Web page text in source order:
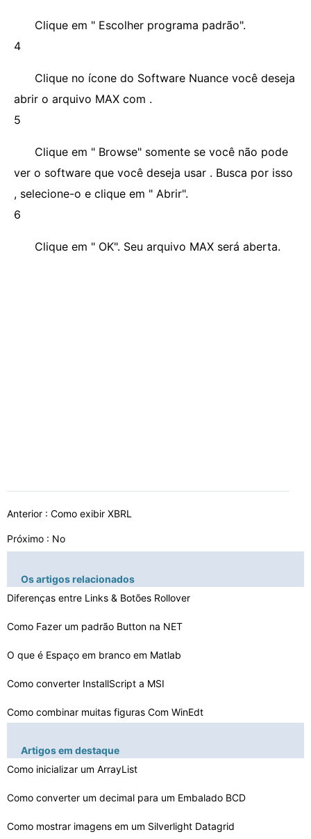
Clique em " Escolher programa padrão".
4
Clique no ícone do Software Nuance você deseja
abrir o arquivo MAX com .
5
Clique em " Browse" somente se você não pode
ver o software que você deseja usar . Busca por isso
, selecione-o e clique em " Abrir".
6
Clique em " OK". Seu arquivo MAX será aberta.
Anterior : Como exibir XBRL
Próximo : No
Os artigos relacionados
Diferenças entre Links & Botões Rollover
Como Fazer um padrão Button na NET
O que é Espaço em branco em Matlab
Como converter InstallScript a MSI
Como combinar muitas figuras Com WinEdt
Rampa Filtro em MATLAB
Como usar o MSBuild para mesclar Assembléias WPF
Artigos em destaque
Como inicializar um ArrayList
Como converter um decimal para um Embalado BCD
Como mostrar imagens em um Silverlight Datagrid